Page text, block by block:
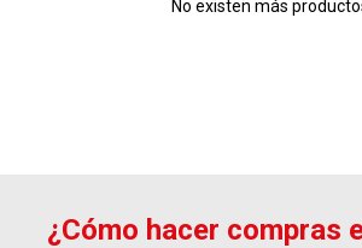
No existen más
¿Cómo hacer compras